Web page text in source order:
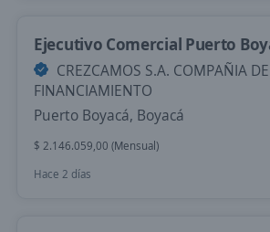
Ejecutivo Comercial Puerto
CREZCAMOS S.A. COMPAÑIA DE
FINANCIAMIENTO
Puerto Boyacá, Boyacá
$ 2.146.059,00 (Mensual)
Hace 2 días